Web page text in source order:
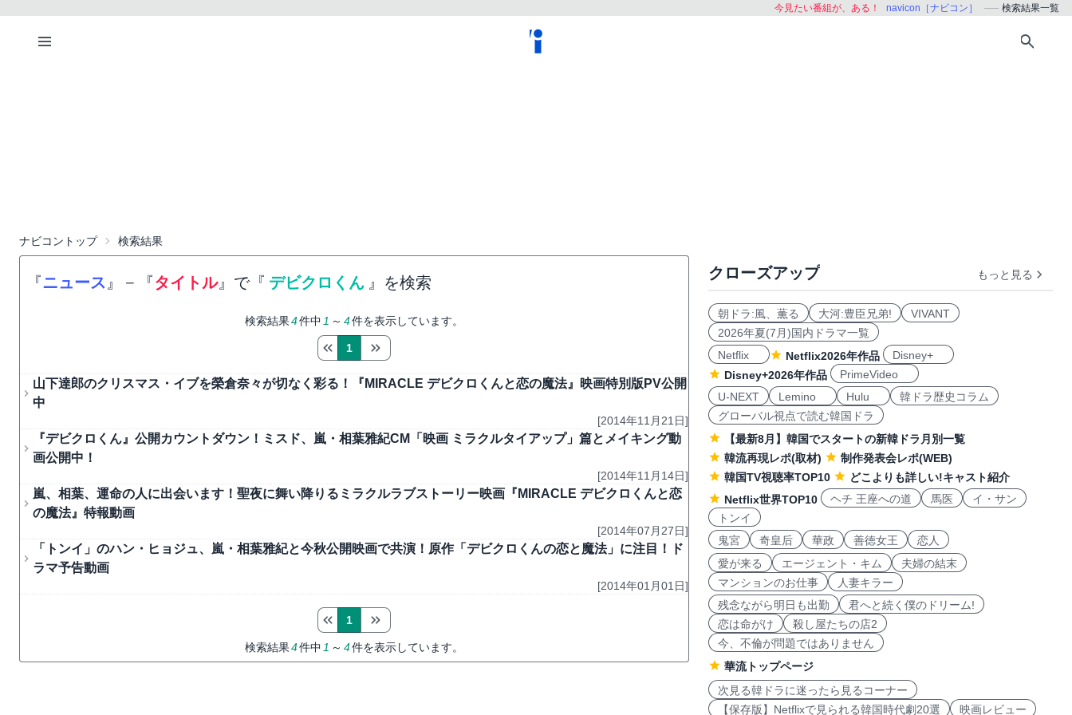
今見たい番組が、ある！ navicon［ナビコン］ 検索結果一覧
ナビコントップ 検索結果
『ニュース 』 − 『タイトル』で『 デビクロくん 』を検索
検索結果4件中 1 ～ 4件を表示しています。
1
山下達郎のクリスマス・イブを榮倉奈々が切なく彩る！『MIRACLE デビクロくんと恋の魔法』映画特別版PV公開
中
[2014年11月21日]
『デビクロくん』公開カウントダウン！ミスド、嵐・相葉雅紀CM「映画 ミラクルタイアップ」篇とメイキング動
画公開中！
[2014年11月14日]
嵐、相葉、運命の人に出会います！聖夜に舞い降りるミラクルラブストーリー映画『MIRACLE デビクロくんと恋
の魔法』特報動画
[2014年07月27日]
「トンイ」のハン・ヒョジュ、嵐・相葉雅紀と今秋公開映画で共演！原作「デビクロくんの恋と魔法」に注目！ド
ラマ予告動画
[2014年01月01日]
検索結果4件中 1 ～ 4件を表示しています。
1
クローズアップ もっと見る
朝ドラ:風、薫る 大河:豊臣兄弟!
VIVANT
2026年夏(7月)国内ドラマ一覧
Netflix
Netflix2026年作品
Disney+
Disney+2026年作品
PrimeVideo
U-NEXT
Lemino Hulu
韓ドラ歴史コラム
グローバル視点で読む韓国ドラ
【最新8月】韓国でスタートの新韓ドラ月別一覧
韓流再現レポ(取材)
制作発表会レポ(WEB)
韓国TV視聴率TOP10
どこよりも詳しい!キャスト紹介
Netflix世界TOP10
ヘチ 王座への道 馬医
イ・サン
トンイ
鬼宮
奇皇后 華政 善徳女王
恋人
愛が来る
エージェント・キム
夫婦の結末
マンションのお仕事
人妻キラー
残念ながら明日も出勤
君へと続く僕のドリーム!
恋は命がけ
殺し屋たちの店2
今、不倫が問題ではありません
華流トップページ
次見る韓ドラに迷ったら見るコーナー
【保存版】Netflixで見られる韓国時代劇20選
映画レビュー